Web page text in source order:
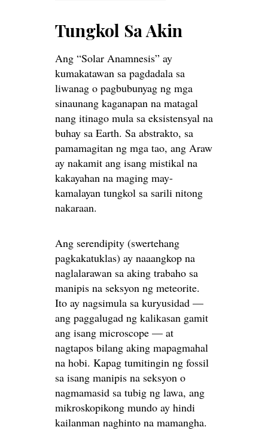
Tungkol Sa Akin
Ang “Solar Anamnesis” ay
kumakatawan sa pagdadala sa
liwanag o pagbubunyag ng mga
sinaunang kaganapan na matagal
nang itinago mula sa eksistensyal na
buhay sa Earth. Sa abstrakto, sa
pamamagitan ng mga tao, ang Araw
ay nakamit ang isang mistikal na
kakayahan na maging may-
kamalayan tungkol sa sarili nitong
nakaraan.
Ang serendipity (swertehang
pagkakatuklas) ay naaangkop na
naglalarawan sa aking trabaho sa
manipis na seksyon ng meteorite.
Ito ay nagsimula sa kuryusidad —
ang paggalugad ng kalikasan gamit
ang isang microscope — at
nagtapos bilang aking mapagmahal
na hobi. Kapag tumitingin ng fossil
sa isang manipis na seksyon o
nagmamasid sa tubig ng lawa, ang
mikroskopikong mundo ay hindi
kailanman naghinto na mamangha.